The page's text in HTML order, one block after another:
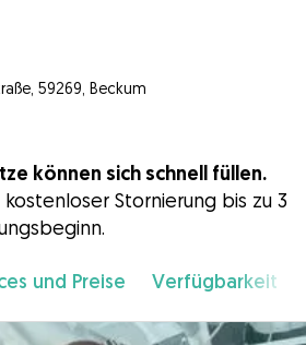
59269, Beckum
können sich schnell füllen.
Stornierung bis zu 3
und Preise Verfügbarkeit